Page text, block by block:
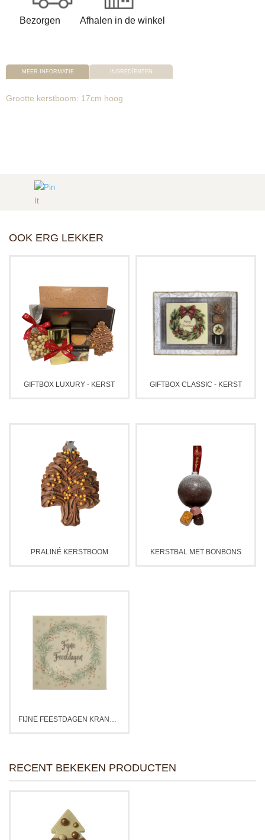
Bezorgen Afhalen in de winkel
MEER INFORMATIE INGREDÏENTEN
Grootte kerstboom: 17cm hoog
OOK ERG LEKKER
GIFTBOX LUXURY - KERST GIFTBOX CLASSIC - KERST
PRALINÉ KERSTBOOM KERSTBAL MET BONBONS
FIJNE FEESTDAGEN KRANS TABLET
RECENT BEKEKEN PRODUCTEN